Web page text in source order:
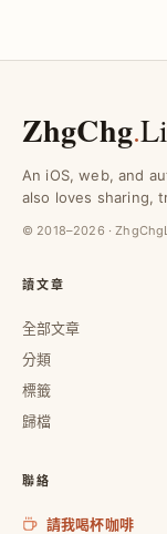
ZhgChg.Li
An iOS, web, and
also loves sharing,
© 2018–2026 ·
讀文章
全部文章
分類
標籤
歸檔
聯絡
請我喝杯咖啡